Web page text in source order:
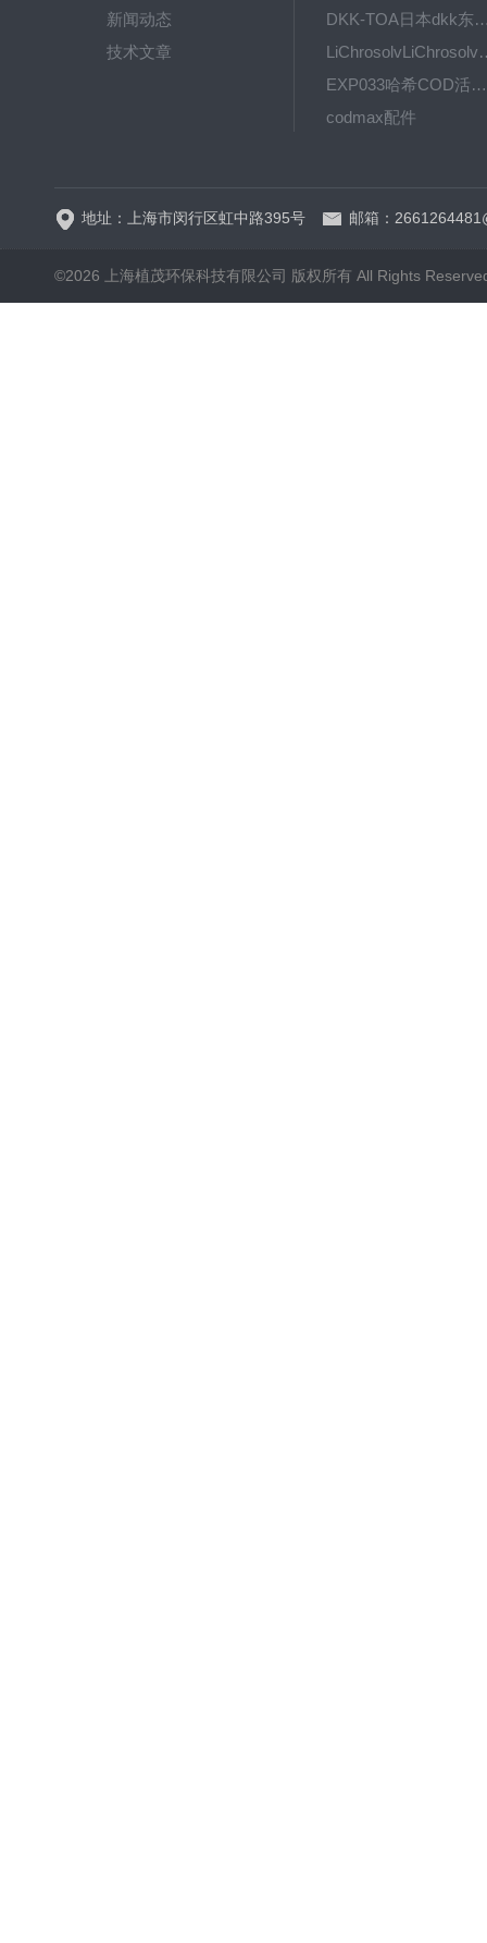
新闻动态
技术文章
DKK-TOA日本dkk东亚电
EXP033哈希COD活塞泵价格 EXP033
codmax配件
地址：上海市闵行区虹中路395号 邮箱：
©2026 上海植茂环保科技有限公司 版权所有 All Rights